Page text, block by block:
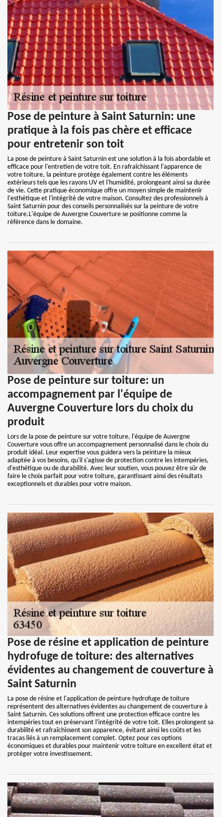
Pose de peinture à Saint Saturnin: une
pratique à la fois pas chère et efficace
pour entretenir son toit
La pose de peinture à Saint Saturnin est une solution à la fois abordable et
efficace pour l'entretien de votre toit. En rafraîchissant l'apparence de
votre toiture, la peinture protège également contre les éléments
extérieurs tels que les rayons UV et l'humidité, prolongeant ainsi sa durée
de vie. Cette pratique économique offre un moyen simple de maintenir
l'esthétique et l'intégrité de votre maison. Consultez des professionnels à
Saint Saturnin pour des conseils personnalisés sur la peinture de votre
toiture.L'équipe de Auvergne Couverture se positionne comme la
référence dans le domaine.
Pose de peinture sur toiture: un
accompagnement par l'équipe de
Auvergne Couverture lors du choix du
produit
Lors de la pose de peinture sur votre toiture, l'équipe de Auvergne
Couverture vous offre un accompagnement personnalisé dans le choix du
produit idéal. Leur expertise vous guidera vers la peinture la mieux
adaptée à vos besoins, qu'il s'agisse de protection contre les intempéries,
d'esthétique ou de durabilité. Avec leur soutien, vous pouvez être sûr de
faire le choix parfait pour votre toiture, garantissant ainsi des résultats
exceptionnels et durables pour votre maison.
Pose de résine et application de peinture
hydrofuge de toiture: des alternatives
évidentes au changement de couverture à
Saint Saturnin
La pose de résine et l'application de peinture hydrofuge de toiture
représentent des alternatives évidentes au changement de couverture à
Saint Saturnin. Ces solutions offrent une protection efficace contre les
intempéries tout en préservant l'intégrité de votre toit. Elles prolongent sa
durabilité et rafraîchissent son apparence, évitant ainsi les coûts et les
tracas liés à un remplacement complet. Optez pour ces options
économiques et durables pour maintenir votre toiture en excellent état et
protéger votre investissement.